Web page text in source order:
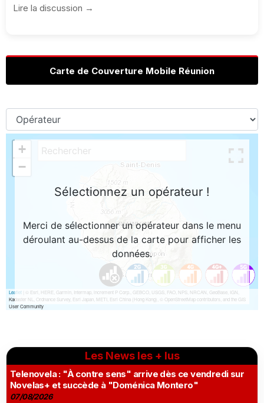
Lire la discussion →
Carte de Couverture Mobile Réunion
Les News les + lus
Telenovela : "À contre sens" arrive dès ce vendredi sur
Novelas+ et succède à "Doménica Montero"
07/08/2026